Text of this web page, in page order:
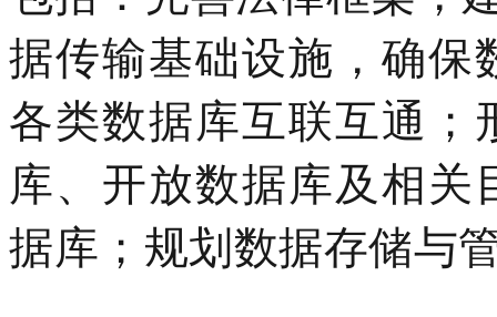
据传输基础设施，确保
各类数据库互联互通
库、开放数据库及相
据库；规划数据存储与